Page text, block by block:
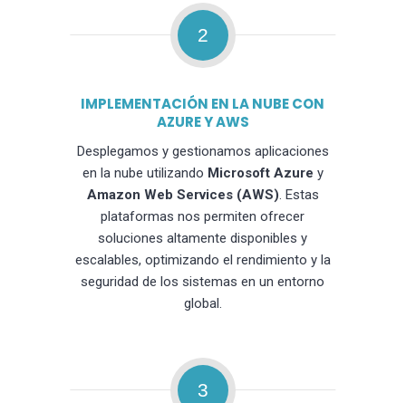
2
IMPLEMENTACIÓN EN LA NUBE CON
AZURE Y AWS
Desplegamos y gestionamos aplicaciones
en la nube utilizando Microsoft Azure y
Amazon Web Services (AWS). Estas
plataformas nos permiten ofrecer
soluciones altamente disponibles y
escalables, optimizando el rendimiento y la
seguridad de los sistemas en un entorno
global.
3